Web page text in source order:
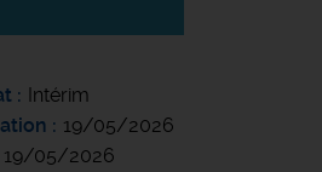
Intérim
19/05/2026
19/05/2026